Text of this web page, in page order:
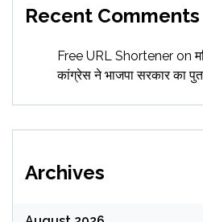
Recent Comments
Free URL Shortener on
कांग्रेस ने भाजपा सरकार का
Archives